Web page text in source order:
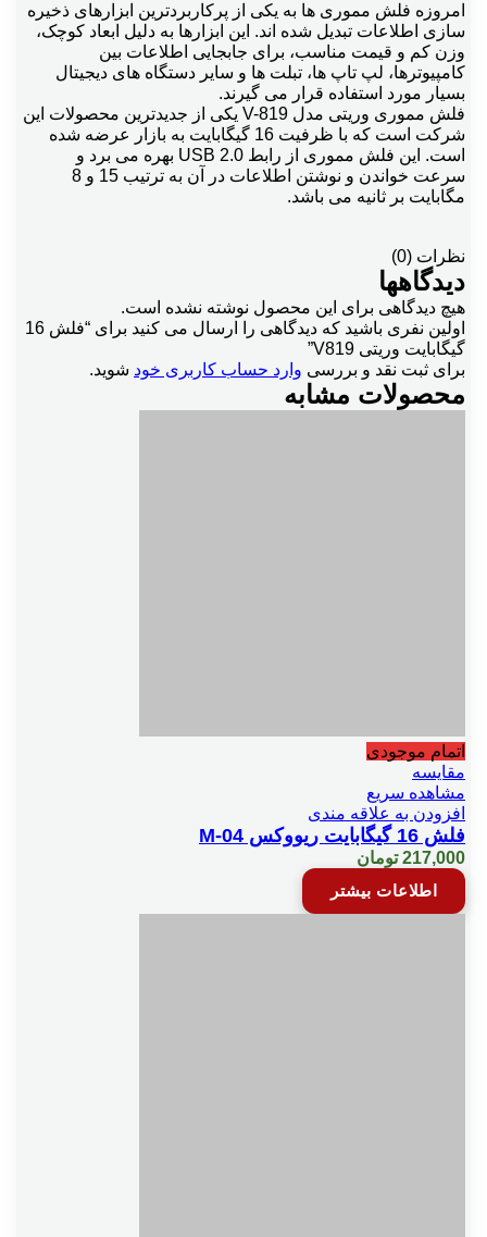
امروزه فلش مموری ها به یکی از پرکاربردترین ابزارهای ذخیره
سازی اطلاعات تبدیل شده اند. این ابزارها به دلیل ابعاد کوچک،
وزن کم و قیمت مناسب، برای جابجایی اطلاعات بین
کامپیوترها، لپ تاپ ها، تبلت ها و سایر دستگاه های دیجیتال
بسیار مورد استفاده قرار می گیرند.
فلش مموری وریتی مدل V-819 یکی از جدیدترین محصولات این
شرکت است که با ظرفیت 16 گیگابایت به بازار عرضه شده
است. این فلش مموری از رابط USB 2.0 بهره می برد و
سرعت خواندن و نوشتن اطلاعات در آن به ترتیب 15 و 8
مگابایت بر ثانیه می باشد.
نظرات (0)
دیدگاهها
هیچ دیدگاهی برای این محصول نوشته نشده است.
اولین نفری باشید که دیدگاهی را ارسال می کنید برای “فلش 16
گیگابایت وریتی V819”
برای ثبت نقد و بررسی وارد حساب کاربری خود شوید.
محصولات مشابه
اتمام موجودی
مقایسه
مشاهده سریع
افزودن به علاقه مندی
فلش 16 گیگابایت ریووکس M-04
217,000 تومان
اطلاعات بیشتر